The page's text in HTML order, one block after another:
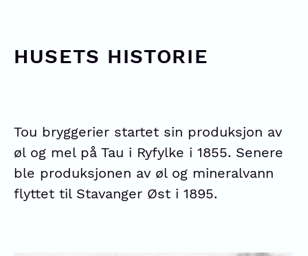
HUSETS HISTORIE
Tou bryggerier startet sin produksjon av
øl og mel på Tau i Ryfylke i 1855. Senere
ble produksjonen av øl og mineralvann
flyttet til Stavanger Øst i 1895.